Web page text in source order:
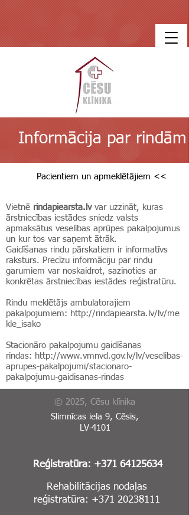
Informācija par rindām
Pacientiem un apmeklētājiem <<
Vietnē rindapiearsta.lv var uzzināt, kuras
ārstniecības iestādes sniedz valsts
apmaksātus veselības aprūpes pakalpojumus
un kur tos var saņemt ātrāk.
Gaidīšanas rindu pārskatiem ir informatīvs
raksturs. Precīzu informāciju par rindu
garumiem var noskaidrot, sazinoties ar
konkrētas ārstniecības iestādes reģistratūru.
Rindu meklētājs ambulatorajiem
pakalpojumiem: http://rindapiearsta.lv/lv/me
kle_isako
Stacionāro pakalpojumu gaidīšanas
rindas: http://www.vmnvd.gov.lv/lv/veselibas-
aprupes-pakalpojumi/stacionaro-
pakalpojumu-gaidisanas-rindas
© 2025, Cēsu klīnika
Slimnīcas iela 9, Cēsis,
LV-4101
Reģistratūra: +371 64125634
Rehabilitācijas nodaļas
reģistratūra: +371 20238111